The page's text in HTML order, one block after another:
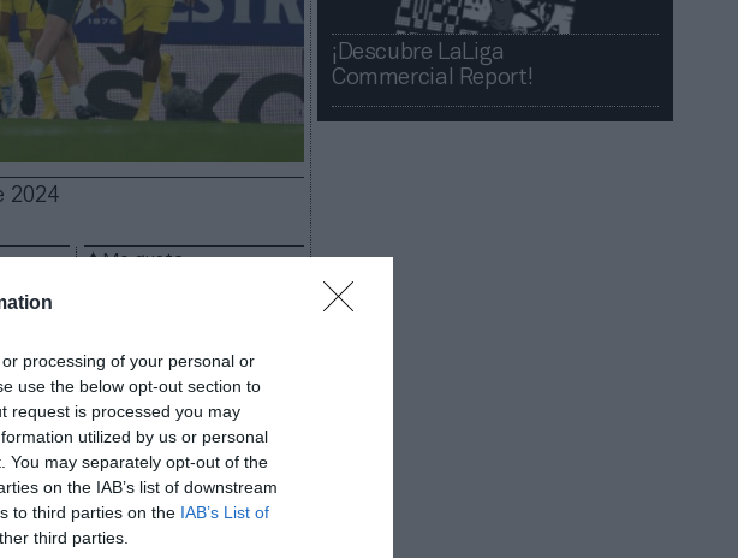
processing of your personal or
use the below opt-out section to
request is processed you may
utilized by us or personal
You may separately opt-out of the
on the IAB’s list of downstream
to third parties on the IAB’s List of
third parties.
2024
Me gusta
cerámica, presente en el
del grupo, Ascale, en
2024-2025. Se
que arrancará en la
opera en el ámbito de la
el Grupo Pamesa consolida
¡Descubre LaLiga
Commercial Report!​​